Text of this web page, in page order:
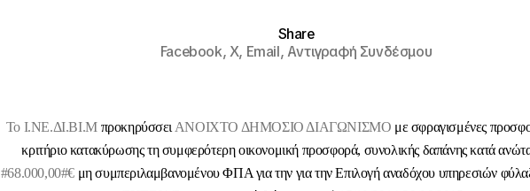
Share
Facebook,X, Email,Αντιγραφή Συνδέσμου
Το Ι.ΝΕ.ΔΙ.ΒΙ.Μ προκηρύσσει ΑΝΟΙΧΤΟ ΔΗΜΟΣΙΟ ΔΙΑΓΩΝΙΣΜΟ με σφραγισμένες
κριτήριο κατακύρωσης τη συμφερότερη οικονομική προσφορά, συνολικής δαπάνης κατά
#68.000,00#€ μη συμπεριλαμβανομένου ΦΠΑ για την για την Επιλογή αναδόχου υπηρεσιών